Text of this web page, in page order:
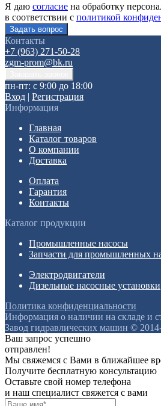
Я даю согласие на обработку
в соответствии с политикой
Контакты
+7 (963) 271-50-28
zgm-prom@bk.ru
пн-пт: с 9:00 до 18:00
Вход | Регистрация
Информация
Главная
Каталог товаров
О компании
Доставка
Оплата
Гарантия
Контакты
Каталог продукции
Промышленные насосы
Запчасти для промышленных
Электродвигатели
Дизельные насосные установки
Политика конфиденциальности
Информация о наличии на складе и
Завод гидравлических машин ©
Ваш запрос успешно
отправлен!
Мы свяжемся с Вами в ближайшее
Получите бесплатную консультацию
Оставьте свой номер телефона
и наш специалист свяжется с вами